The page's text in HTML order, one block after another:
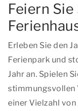
Feiern
Erleben Sie den
Ferienpark und
Jahr an. Spielen
stimmungsvollen
einer Vielzahl